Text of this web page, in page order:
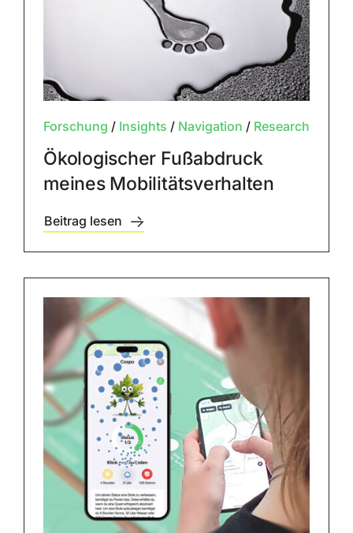
Forschung / Insights / Navigation / Research
Ökologischer Fußabdruck
meines Mobilitätsverhalten
Beitrag lesen